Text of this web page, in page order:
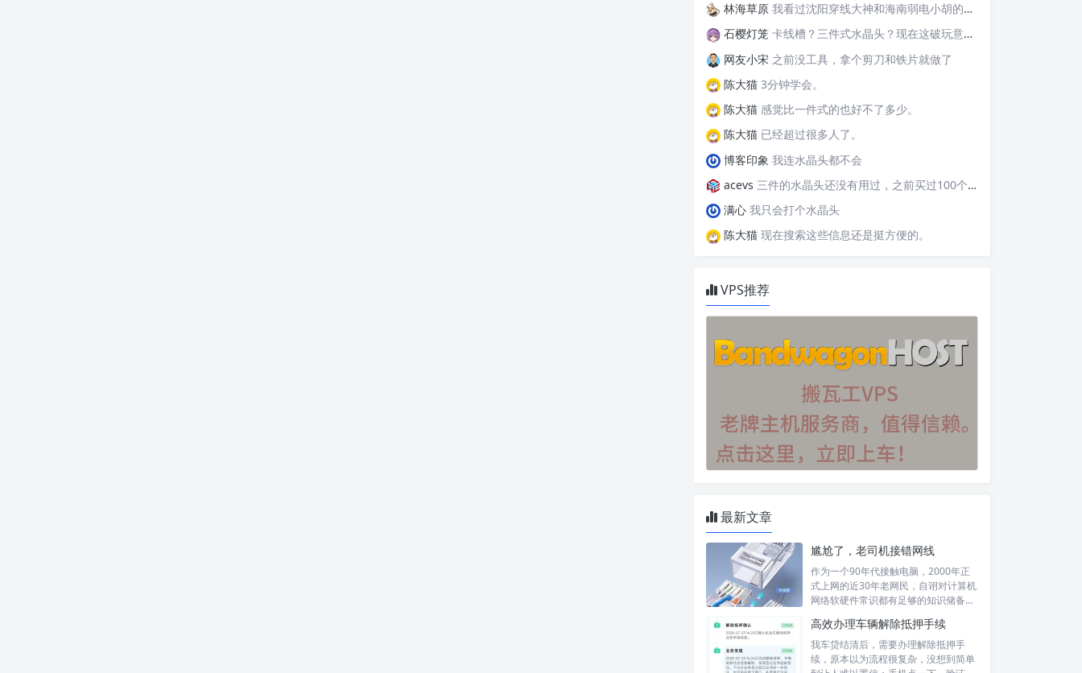
林海草原 我看过沈阳穿线大神和海南弱电小胡的视频，他们做这些的熟练程度，是不是也是建立在这些翻车之上的....
石樱灯笼 卡线槽？三件式水晶头？现在这破玩意变得这么复杂了？
网友小宋 之前没工具，拿个剪刀和铁片就做了
陈大猫 3分钟学会。
陈大猫 感觉比一件式的也好不了多少。
陈大猫 已经超过很多人了。
博客印象 我连水晶头都不会
acevs 三件的水晶头还没有用过，之前买过100个水晶头还没有 用完。
满心 我只会打个水晶头
陈大猫 现在搜索这些信息还是挺方便的。
VPS推荐
最新文章
尴尬了，老司机接错网线
作为一个90年代接触电脑，2000年正
式上网的近30年老网民，自诩对计算机
网络软硬件常识都有足够的知识储备，
高效办理车辆解除抵押手续
我车贷结清后，需要办理解除抵押手
续，原本以为流程很复杂，没想到简单